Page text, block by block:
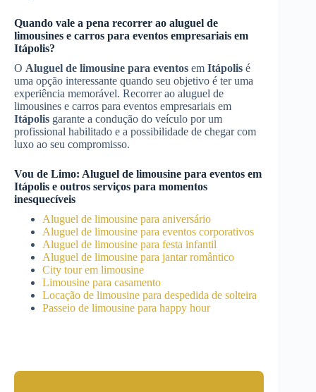
Quando vale a pena recorrer ao aluguel de
limousines e carros para eventos empresariais em
Itápolis?
O Aluguel de limousine para eventos em Itápolis é
uma opção interessante quando seu objetivo é ter uma
experiência memorável. Recorrer ao aluguel de
limousines e carros para eventos empresariais em
Itápolis garante a condução do veículo por um
profissional habilitado e a possibilidade de chegar com
luxo ao seu compromisso.
Vou de Limo: Aluguel de limousine para eventos em
Itápolis e outros serviços para momentos
inesquecíveis
Aluguel de limousine para aniversário
Aluguel de limousine para eventos corporativos
Aluguel de limousine para festa infantil
Aluguel de limousine para jantar romântico
City tour em limousine
Limousine para casamento
Locação de limousine para despedida de solteira
Passeio de limousine para happy hour